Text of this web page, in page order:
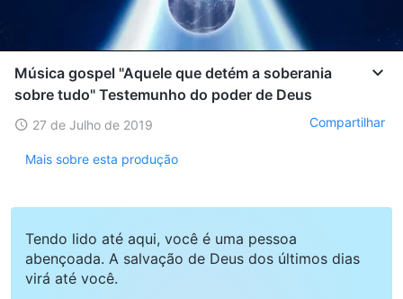
Música gospel "Aquele que detém a soberania
sobre tudo" Testemunho do poder de Deus
27 de Julho de 2019 Compartilhar
Mais sobre esta produção
Tendo lido até aqui, você é uma pessoa
abençoada. A salvação de Deus dos últimos dias
virá até você.